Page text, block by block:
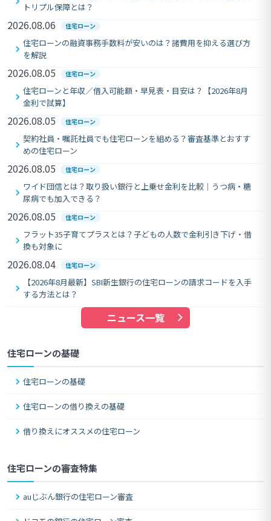
トリプル保障とは？
2026.08.06 住宅ローン
住宅ローンの融資事務手数料が安いのは？諸費用を抑える選び方
を解説
2026.08.05 住宅ローン
住宅ローンと年収／借入可能額・早見表・目安は？【2026年8月
金利で試算】
2026.08.05 住宅ローン
契約社員・嘱託社員でも住宅ローンを組める？審査基準とおすす
めの住宅ローン
2026.08.05 住宅ローン
ワイド団信とは？取り扱い銀行と上乗せ金利を比較｜うつ病・糖
尿病でも加入できる？
2026.08.05 住宅ローン
フラット35子育てプラスとは？子どもの人数で金利引き下げ・借
換も対象に
2026.08.04 住宅ローン
【2026年8月最新】SBI新生銀行の住宅ローンの請求コードを入手
する方法とは？
ニュース一覧
住宅ローンの基礎
住宅ローンの基礎
住宅ローンの借り換えの基礎
借り換えにオススメの住宅ローン
住宅ローンの審査特集
auじぶん銀行の住宅ローン審査